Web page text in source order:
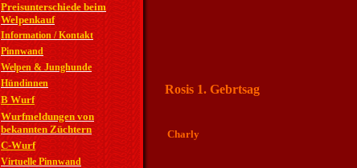
Preisunterschiede beim
Welpenkauf
Information / Kontakt
Pinnwand
Welpen & Junghunde
Hündinnen
B Wurf
Wurfmeldungen von
bekannten Züchtern
C-Wurf
Virtuelle Pinnwand
Rosis 1. Gebrtsag
Charly